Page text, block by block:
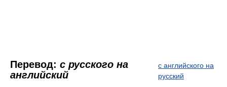
Перевод: с русского на
английский
с английского на
русский